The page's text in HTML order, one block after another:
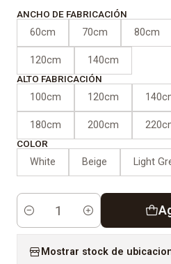
ANCHO DE FABRICACIÓN
60cm 70cm 80cm
120cm 140cm
ALTO FABRICACIÓN
100cm 120cm
180cm 200cm
COLOR
White Beige Light
Cantidad
Mostrar stock de